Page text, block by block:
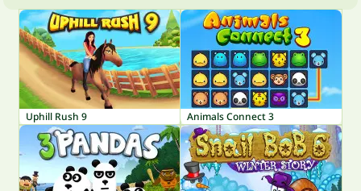
Uphill Rush 9 Animals Connect 3